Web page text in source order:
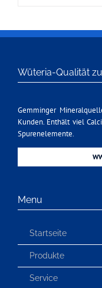
Wüteria-Qualität
Gemminger
Kunden. Enthält viel
Spurenelemente.
Menu
Startseite
Produkte
Service